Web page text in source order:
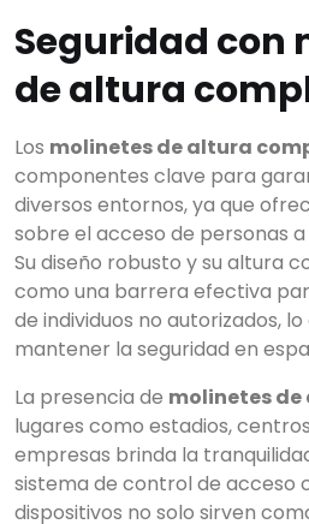
Seguridad con
de altura
Los molinetes de altura
componentes clave para
diversos entornos, ya que
sobre el acceso de personas
Su diseño robusto y su altura
como una barrera efectiva
de individuos no autorizados,
mantener la seguridad en
La presencia de molinetes
lugares como estadios,
empresas brinda la
sistema de control de acceso
dispositivos no solo sirven